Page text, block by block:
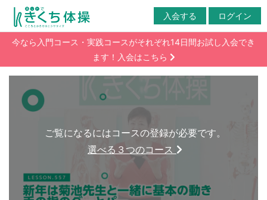
入会する ログイン
今なら入門コース・実践コースがそれぞれ14日間お試し入会でき
ます！入会はこちら
ご覧になるにはコースの登録が必要です。
選べる３つのコース